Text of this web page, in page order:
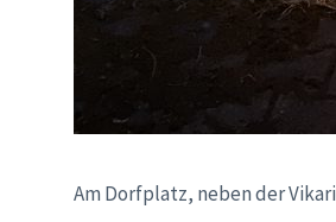
Am Dorfplatz, neben der